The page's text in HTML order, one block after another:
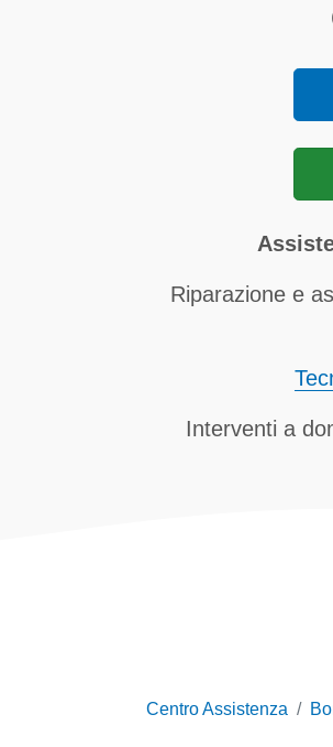
Riparazione e
Interventi a
Centro Assistenza